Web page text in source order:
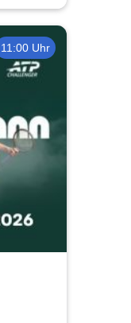
11:00 Uhr